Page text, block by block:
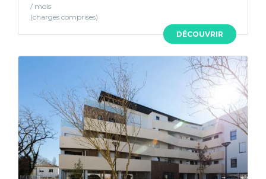
DÉCOUVRIR
/ mois